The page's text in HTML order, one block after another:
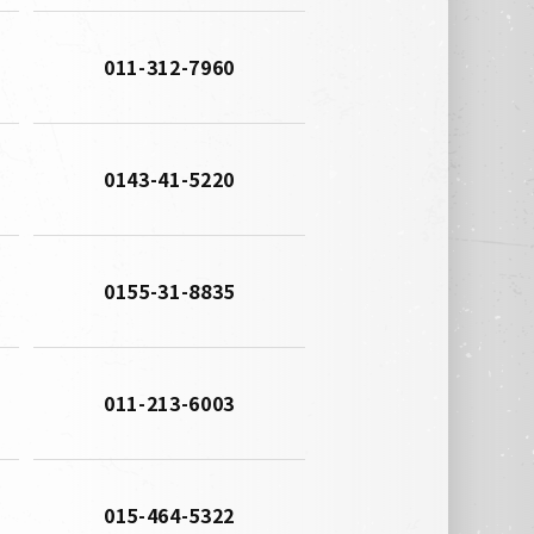
011-312-7960
0143-41-5220
0155-31-8835
011-213-6003
015-464-5322